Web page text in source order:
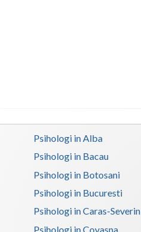
Psihologi in Alba
Psihologi in Bacau
Psihologi in Botosani
Psihologi in Bucuresti
Psihologi in Caras-Severin
Psihologi in Covasna